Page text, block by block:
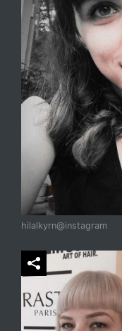
hilalkyrn@instagram